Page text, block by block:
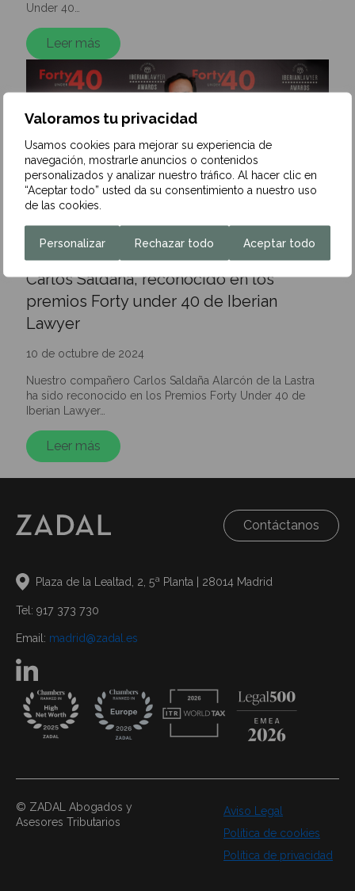
Valoramos tu privacidad
Usamos cookies para mejorar su experiencia de
navegación, mostrarle anuncios o contenidos
personalizados y analizar nuestro tráfico. Al hacer clic en
“Aceptar todo” usted da su consentimiento a nuestro uso
de las cookies.
Personalizar Rechazar todo Aceptar todo
Under 40…
Leer más
Carlos Saldaña, reconocido en los
premios Forty under 40 de Iberian
Lawyer
10 de octubre de 2024
Nuestro compañero Carlos Saldaña Alarcón de la Lastra
ha sido reconocido en los Premios Forty Under 40 de
Iberian Lawyer…
Leer más
Contáctanos
Plaza de la Lealtad, 2, 5ª Planta | 28014 Madrid
Tel: 917 373 730
Email: madrid@zadal.es
© ZADAL Abogados y
Asesores Tributarios
Aviso Legal
Política de cookies
Política de privacidad